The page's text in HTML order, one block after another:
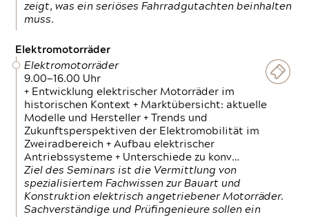
zeigt, was ein seriöses Fahrradgutachten beinhalten
muss.
Elektromotorräder
Elektromotorräder
9.00—16.00 Uhr
+ Entwicklung elektrischer Motorräder im
historischen Kontext + Marktübersicht: aktuelle
Modelle und Hersteller + Trends und
Zukunftsperspektiven der Elektromobilität im
Zweiradbereich + Aufbau elektrischer
Antriebssysteme + Unterschiede zu konv…
Ziel des Seminars ist die Vermittlung von
spezialisiertem Fachwissen zur Bauart und
Konstruktion elektrisch angetriebener Motorräder.
Sachverständige und Prüfingenieure sollen ein